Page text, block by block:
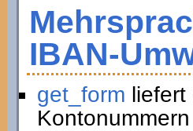
IBAN-
get_form liefert